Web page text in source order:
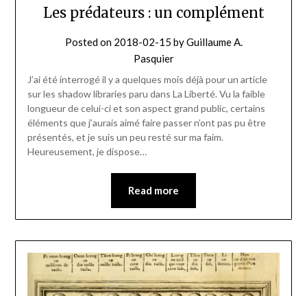
Les prédateurs : un complément
Posted on 2018-02-15 byGuillaume A.
Pasquier
J’ai été interrogé il y a quelques mois déjà pour un article
sur les shadow libraries paru dans La Liberté. Vu la faible
longueur de celui-ci et son aspect grand public, certains
éléments que j’aurais aimé faire passer n’ont pas pu être
présentés, et je suis un peu resté sur ma faim.
Heureusement, je dispose…
Read more